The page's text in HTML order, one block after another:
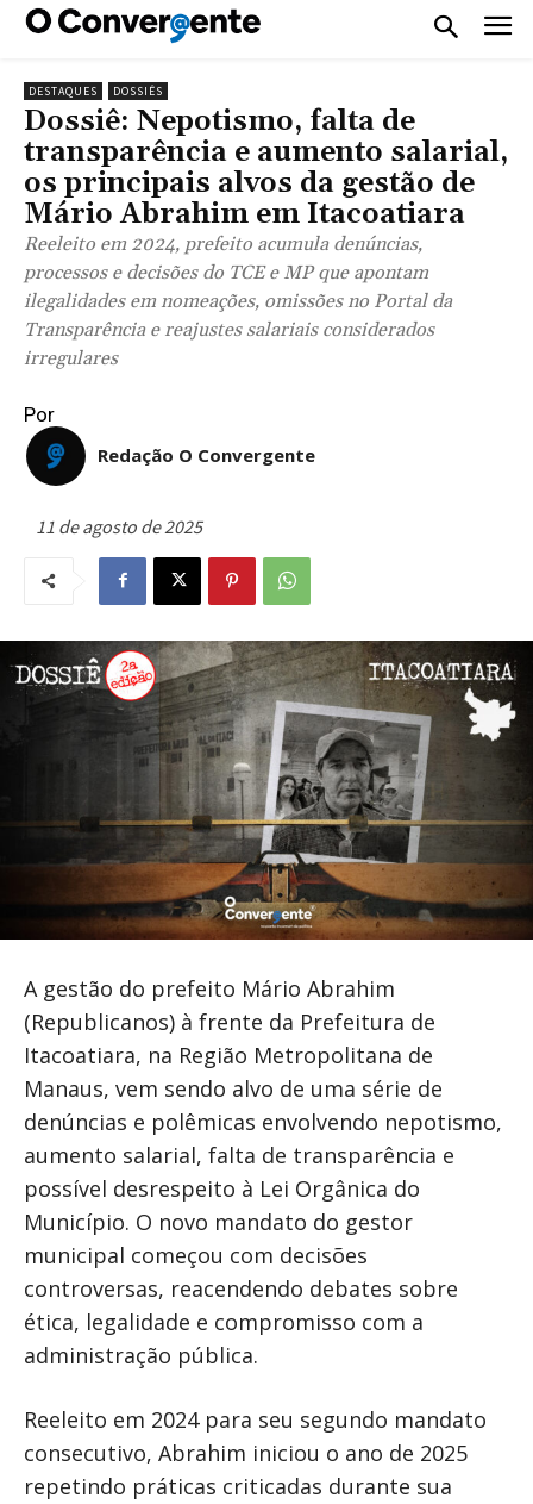
DESTAQUES DOSSIÊS
Dossiê: Nepotismo, falta de
transparência e aumento salarial,
os principais alvos da gestão de
Mário Abrahim em Itacoatiara
Reeleito em 2024, prefeito acumula denúncias,
processos e decisões do TCE e MP que apontam
ilegalidades em nomeações, omissões no Portal da
Transparência e reajustes salariais considerados
irregulares
Por
Redação O Convergente
11 de agosto de 2025
A gestão do prefeito Mário Abrahim
(Republicanos) à frente da Prefeitura de
Itacoatiara, na Região Metropolitana de
Manaus, vem sendo alvo de uma série de
denúncias e polêmicas envolvendo nepotismo,
aumento salarial, falta de transparência e
possível desrespeito à Lei Orgânica do
Município. O novo mandato do gestor
municipal começou com decisões
controversas, reacendendo debates sobre
ética, legalidade e compromisso com a
administração pública.
Reeleito em 2024 para seu segundo mandato
consecutivo, Abrahim iniciou o ano de 2025
repetindo práticas criticadas durante sua